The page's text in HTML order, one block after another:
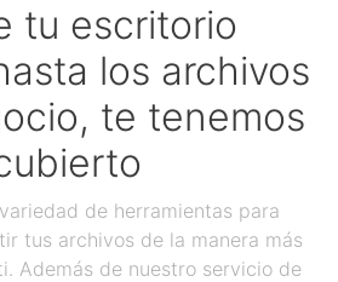
tu escritorio
los archivos
te tenemos
de herramientas para
tus archivos de la manera más
Además de nuestro servicio de